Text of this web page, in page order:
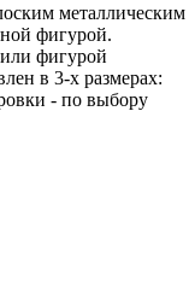
металлическим
фигурой.
фигурой
в 3-х размерах:
- по выбору